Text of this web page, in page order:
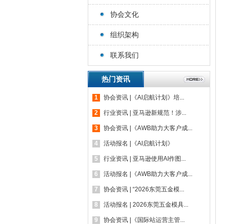
协会文化
组织架构
联系我们
热门资讯
1 协会资讯 |《AI启航计划》培...
2 行业资讯 | 亚马逊新规范！涉...
3 协会资讯 |《AWB助力大客户成...
4 活动报名 |《AI启航计划》
5 行业资讯 | 亚马逊使用AI作图...
6 活动报名 |《AWB助力大客户成...
7 协会资讯 | “2026东莞五金模...
8 活动报名 | 2026东莞五金模具...
9 协会资讯 |《国际站运营主管...